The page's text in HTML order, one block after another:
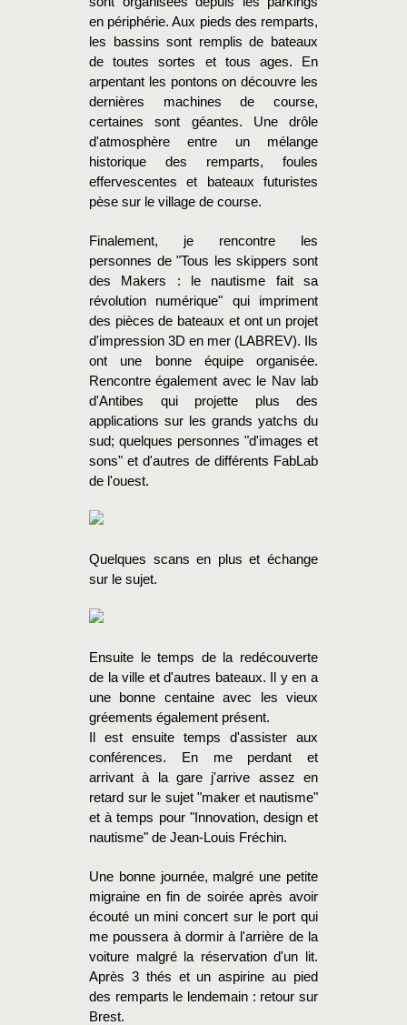
en périphérie. Aux pieds des remparts,
les bassins sont remplis de bateaux
de toutes sortes et tous ages. En
arpentant les pontons on découvre les
dernières machines de course,
certaines sont géantes. Une drôle
d'atmosphère entre un mélange
historique des remparts, foules
effervescentes et bateaux futuristes
pèse sur le village de course.
Finalement, je rencontre les
personnes de "Tous les skippers sont
des Makers : le nautisme fait sa
révolution numérique" qui impriment
des pièces de bateaux et ont un projet
d'impression 3D en mer (LABREV). Ils
ont une bonne équipe organisée.
Rencontre également avec le Nav lab
d'Antibes qui projette plus des
applications sur les grands yatchs du
sud; quelques personnes "d'images et
sons" et d'autres de différents FabLab
de l'ouest.
Quelques scans en plus et échange
sur le sujet.
Ensuite le temps de la redécouverte
de la ville et d'autres bateaux. Il y en a
une bonne centaine avec les vieux
gréements également présent.
Il est ensuite temps d'assister aux
conférences. En me perdant et
arrivant à la gare j'arrive assez en
retard sur le sujet "maker et nautisme"
et à temps pour "Innovation, design et
nautisme" de Jean-Louis Fréchin.
Une bonne journée, malgré une petite
migraine en fin de soirée après avoir
écouté un mini concert sur le port qui
me poussera à dormir à l'arrière de la
voiture malgré la réservation d'un lit.
Après 3 thés et un aspirine au pied
des remparts le lendemain : retour sur
Brest.